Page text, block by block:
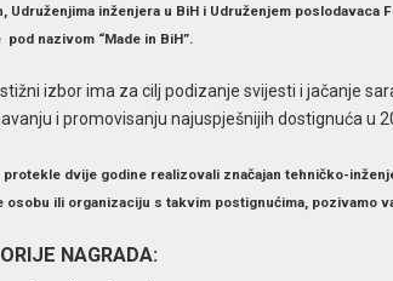
Udruženjima inženjera u BiH i Udruženjem
nazivom “Made in BiH”.
izbor ima za cilj podizanje svijesti i jačanje
i promovisanju najuspješnijih dostignuća u
protekle dvije godine realizovali značajan tehničko-
osobu ili organizaciju s takvim postignućima, pozivamo
NAGRADA: